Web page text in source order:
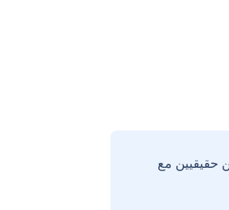
حقيقيين مع